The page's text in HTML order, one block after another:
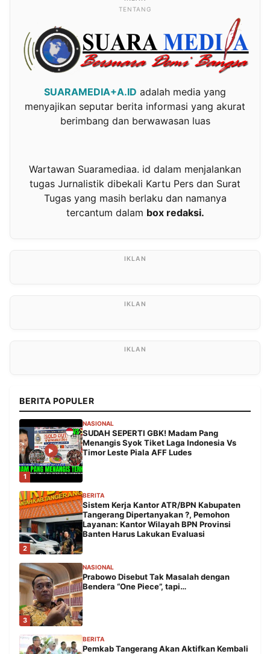
TENTANG
SUARAMEDIA+A.ID adalah media yang
menyajikan seputar berita informasi yang akurat
berimbang dan berwawasan luas
Wartawan Suaramediaa. id dalam menjalankan
tugas Jurnalistik dibekali Kartu Pers dan Surat
Tugas yang masih berlaku dan namanya
tercantum dalam box redaksi.
BERITA POPULER
1
NASIONAL
SUDAH SEPERTI GBK! Madam Pang
Menangis Syok Tiket Laga Indonesia Vs
Timor Leste Piala AFF Ludes
2
BERITA
Sistem Kerja Kantor ATR/BPN Kabupaten
Tangerang Dipertanyakan ?, Pemohon
Layanan: Kantor Wilayah BPN Provinsi
Banten Harus Lakukan Evaluasi
3
NASIONAL
Prabowo Disebut Tak Masalah dengan
Bendera “One Piece”, tapi…
BERITA
Pemkab Tangerang Akan Aktifkan Kembali